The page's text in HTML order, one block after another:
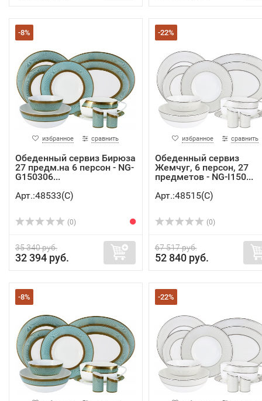
-8%
избранное сравнить
Обеденный сервиз Бирюза
27 предм.на 6 персон - NG-
G150306...
Арт.:48533(C)
(0)
35 340 руб.
32 394 руб.
-22%
избранное сравнить
Обеденный сервиз
Жемчуг, 6 персон, 27
предметов - NG-I150...
Арт.:48515(C)
(0)
67 517 руб.
52 840 руб.
-8% -22%